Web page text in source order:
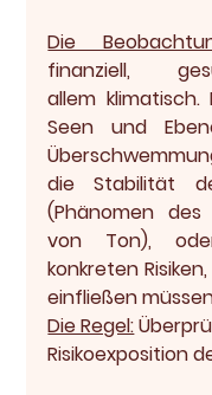
Die
finanziell,
allem klimatisch.
Seen und
die Stabilität
(Phänomen
von Ton),
konkreten
einfließen
Die Regel:
Risikoexposition